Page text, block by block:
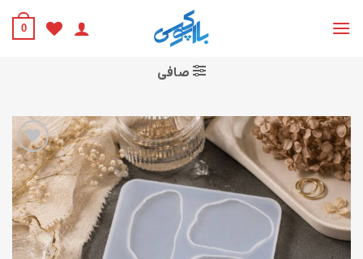
0
صافی
افزودن
به
علاقه
مندی
ها